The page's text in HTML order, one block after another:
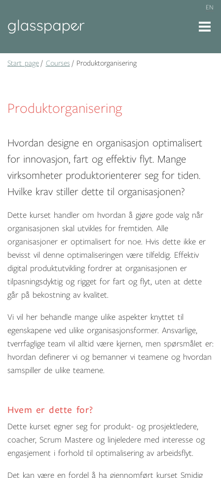
EN
Start page Courses Produktorganisering
Produktorganisering
Hvordan designe en organisasjon optimalisert
for innovasjon, fart og effektiv flyt. Mange
virksomheter produktorienterer seg for tiden.
Hvilke krav stiller dette til organisasjonen?
Dette kurset handler om hvordan å gjøre gode valg når
organisasjonen skal utvikles for fremtiden. Alle
organisasjoner er optimalisert for noe. Hvis dette ikke er
bevisst vil denne optimaliseringen være tilfeldig. Effektiv
digital produktutvikling fordrer at organisasjonen er
tilpasningsdyktig og rigget for fart og flyt, uten at dette
går på bekostning av kvalitet.
Vi vil her behandle mange ulike aspekter knyttet til
egenskapene ved ulike organisasjonsformer. Ansvarlige,
tverrfaglige team vil alltid være kjernen, men spørsmålet er:
hvordan definerer vi og bemanner vi teamene og hvordan
samspiller de ulike teamene.
Hvem er dette for?
Dette kurset egner seg for produkt- og prosjektledere,
coacher, Scrum Mastere og linjeledere med interesse og
engasjement i forhold til optimalisering av arbeidsflyt.
Det kan være en fordel å ha gjennomført kurset Smidig